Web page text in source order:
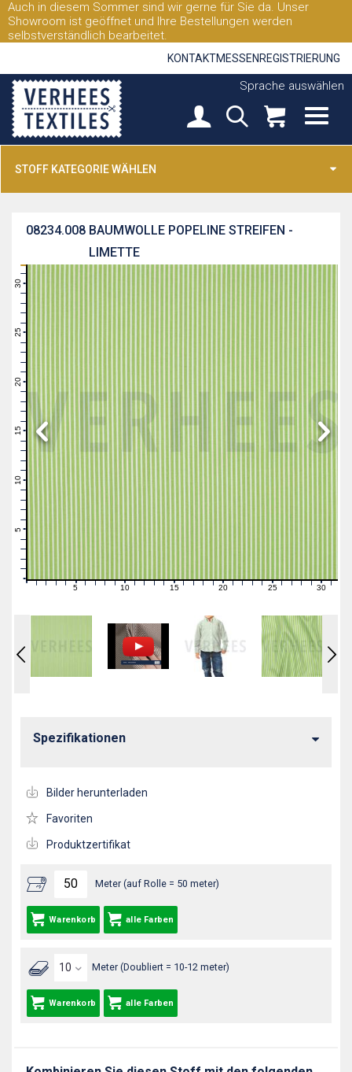
Auch in diesem Sommer sind wir gerne für Sie da. Unser
Showroom ist geöffnet und Ihre Bestellungen werden
selbstverständlich bearbeitet.
KONTAKTMESSEN REGISTRIERUNG
Sprache auswählen
STOFF KATEGORIE WÄHLEN
BAUMWOLLE POPELINE STREIFEN -
LIMETTE
08234.008
11
16
21
26
1 2 3 4 6 7 89 11121314 16171819 21222324 26272829 31
Meter (auf Rolle = 50 meter)
Warenkorb alle Farben
Meter (Doubliert = 10-12 meter)
Warenkorb alle Farben
Spezifikationen
Bilder herunterladen
Favoriten
Produktzertifikat